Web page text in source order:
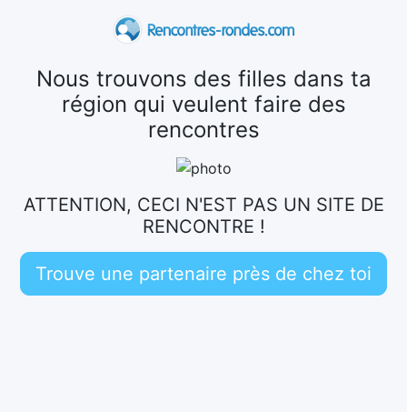
Nous trouvons des filles dans ta
région qui veulent faire des
rencontres
ATTENTION, CECI N'EST PAS UN SITE DE
RENCONTRE !
Trouve une partenaire près de chez toi